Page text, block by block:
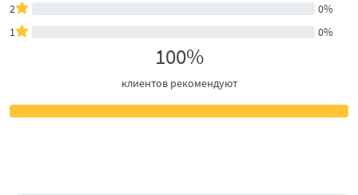
2
0%
1
0%
100%
клиентов рекомендуют